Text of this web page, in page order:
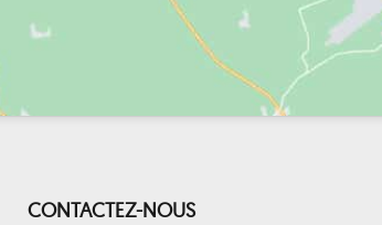
CONTACTEZ-NOUS